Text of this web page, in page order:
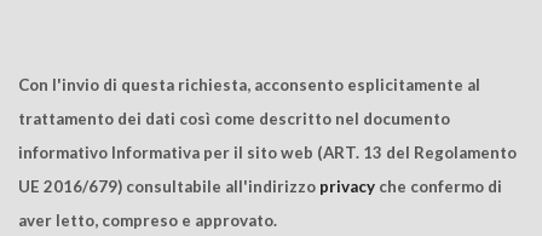
Con l'invio di questa richiesta, acconsento esplicitamente al
trattamento dei dati così come descritto nel documento
informativo Informativa per il sito web (ART. 13 del Regolamento
UE 2016/679) consultabile all'indirizzo privacy che confermo di
aver letto, compreso e approvato.